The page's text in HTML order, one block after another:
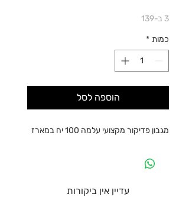
3 ב-139
כמות *
הוספה לסל
מגבון פדיקור מקצועי עלמה 100 יח במארז
עדיין אין ביקורות